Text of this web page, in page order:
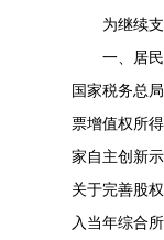
为继续
一、居
国家税务总
票增值权所
家自主创新
关于完善股
入当年综合